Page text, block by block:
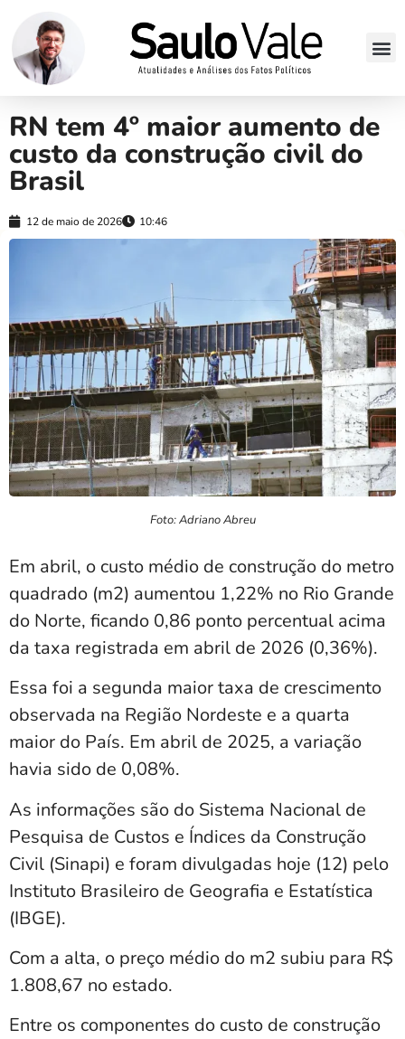
RN tem 4º maior aumento de
custo da construção civil do
Brasil
12 de maio de 2026 10:46
Foto: Adriano Abreu
Em abril, o custo médio de construção do metro
quadrado (m2) aumentou 1,22% no Rio Grande
do Norte, ficando 0,86 ponto percentual acima
da taxa registrada em abril de 2026 (0,36%).
Essa foi a segunda maior taxa de crescimento
observada na Região Nordeste e a quarta
maior do País. Em abril de 2025, a variação
havia sido de 0,08%.
As informações são do Sistema Nacional de
Pesquisa de Custos e Índices da Construção
Civil (Sinapi) e foram divulgadas hoje (12) pelo
Instituto Brasileiro de Geografia e Estatística
(IBGE).
Com a alta, o preço médio do m2 subiu para R$
1.808,67 no estado.
Entre os componentes do custo de construção